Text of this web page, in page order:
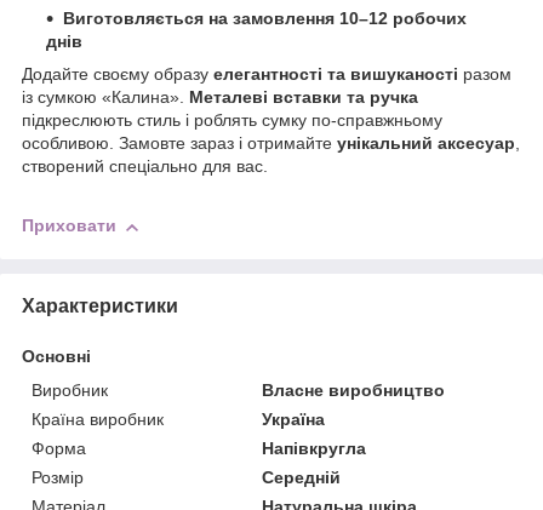
Виготовляється на замовлення 10–12 робочих
днів
Додайте своєму образу елегантності та вишуканості разом
із сумкою «Калина». Металеві вставки та ручка
підкреслюють стиль і роблять сумку по-справжньому
особливою. Замовте зараз і отримайте унікальний аксесуар
створений спеціально для вас.
Приховати
Характеристики
Основні
Виробник
Власне виробництво
Країна виробник
Україна
Форма
Напівкругла
Розмір
Середній
Матеріал
Натуральна шкіра